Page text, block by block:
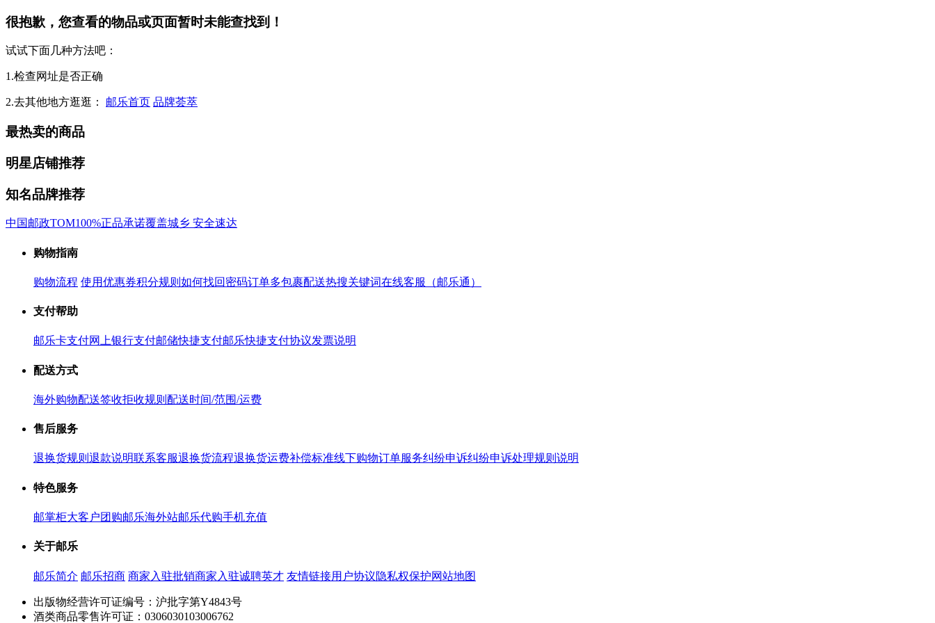
很抱歉，您查看的物品或页面暂时未能查找到！
试试下面几种方法吧：
1.检查网址是否正确
2.去其他地方逛逛： 邮乐首页 品牌荟萃
最热卖的商品
明星店铺推荐
知名品牌推荐
中国邮政TOM100%正品承诺覆盖城乡 安全速达
购物指南
购物流程 使用优惠券积分规则 如何找回密码订单多包裹配送热搜关键词在线客服（邮乐通）
支付帮助
邮乐卡支付网上银行支付邮储快捷支付邮乐快捷支付协议发票说明
配送方式
海外购物配送签收拒收规则 配送时间/范围/运费
售后服务
退换货规则 退款说明联系客服退换货流程退换货运费补偿标准线下购物订单服务纠纷申诉纠纷申诉处理规则说明
特色服务
邮掌柜大客户团购邮乐海外站邮乐代购手机充值
关于邮乐
邮乐简介 邮乐招商 商家入驻批销商家入驻诚聘英才 友情链接用户协议隐私权保护网站地图
出版物经营许可证编号：沪批字第Y4843号
酒类商品零售许可证：0306030103006762